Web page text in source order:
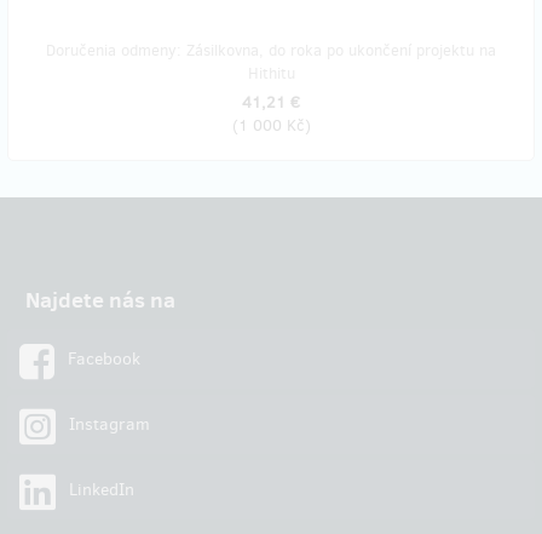
41,21 €
(1 000 Kč)
Najdete nás na
Facebook
Instagram
LinkedIn